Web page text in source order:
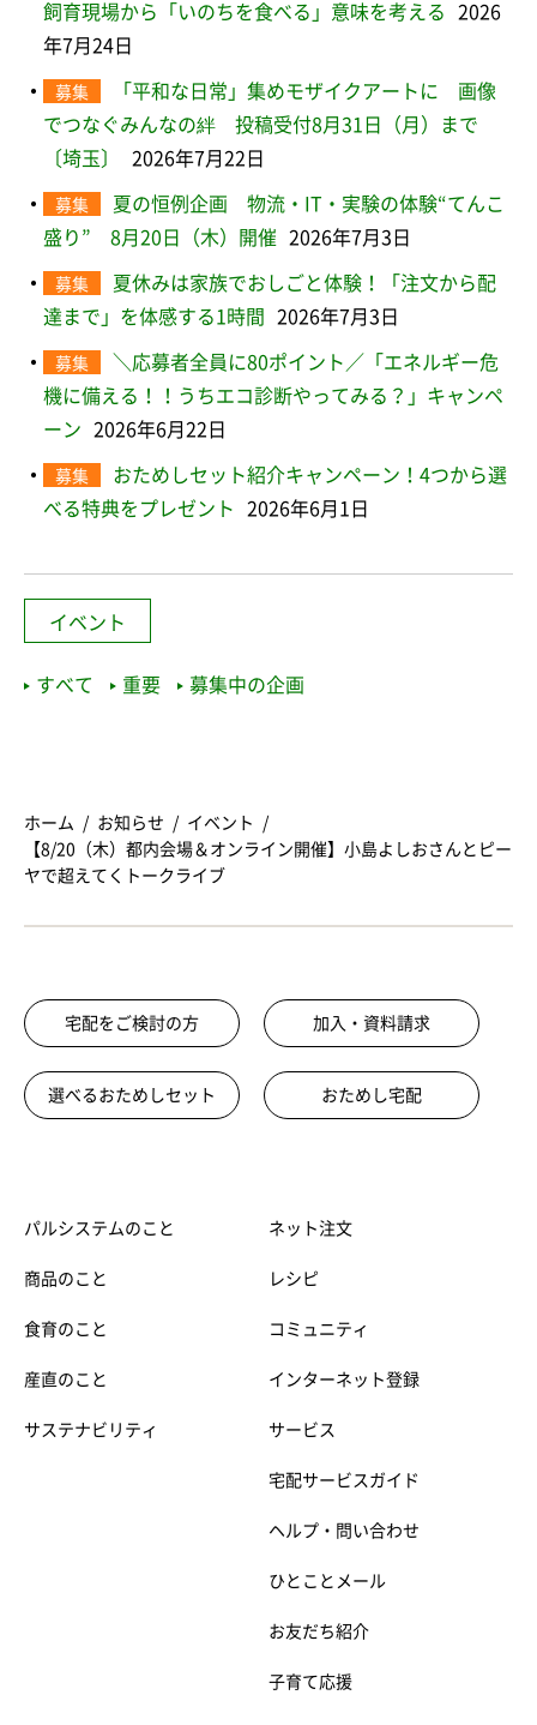
飼育現場から「いのちを食べる」意味を考える
2026
年7月24日
募集
「平和な日常」集めモザイクアートに 画像
でつなぐみんなの絆 投稿受付8月31日（月）まで
〔埼玉〕
2026年7月22日
募集
夏の恒例企画 物流・IT・実験の体験“てんこ
盛り” 8月20日（木）開催
2026年7月3日
募集
夏休みは家族でおしごと体験！「注文から配
達まで」を体感する1時間
2026年7月3日
募集
＼応募者全員に80ポイント／「エネルギー危
機に備える！！うちエコ診断やってみる？」キャンペ
ーン
2026年6月22日
募集
おためしセット紹介キャンペーン！4つから選
べる特典をプレゼント
2026年6月1日
イベント
すべて 重要 募集中の企画
ホーム お知らせ
イベント
【8/20（木）都内会場＆オンライン開催】小島よしおさんとピー
ヤで超えてくトークライブ
宅配をご検討の方 加入・資料請求
選べるおためしセット おためし宅配
パルシステムのこと
商品のこと
食育のこと
産直のこと
サステナビリティ
ネット注文
レシピ
コミュニティ
インターネット登録
サービス
宅配サービスガイド
ヘルプ・問い合わせ
ひとことメール
お友だち紹介
子育て応援